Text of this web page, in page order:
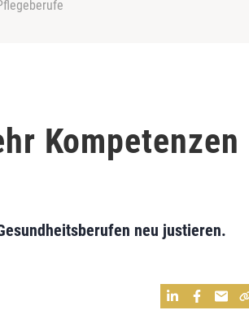
Kompetenzen
neu justieren.